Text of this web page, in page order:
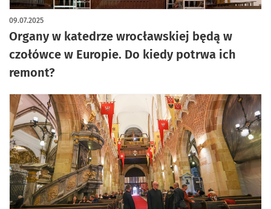
Organy w katedrze wrocławskiej będą w
czołówce w Europie. Do kiedy potrwa ich
remont?
09.07.2025
artykuł z galerią zdjęć